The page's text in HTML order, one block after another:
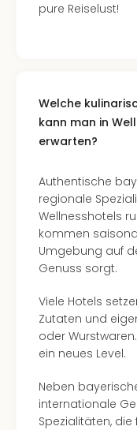
pure Reiselust!
Welche
kann man in
erwarten?
Authentische
regionale
Wellnesshotels
kommen
Umgebung auf
Genuss sorgt.
Viele Hotels
Zutaten und
oder
ein neues Level.
Neben
internationale
Spezialitäten,